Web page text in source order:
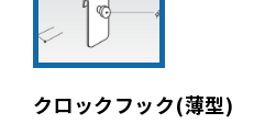
クロックフック(薄型)